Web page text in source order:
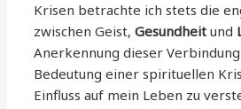
Krisen betrachte ich stets die
zwischen Geist,Gesundheit und
Anerkennung dieser
Bedeutung einer spirituellen
Einfluss auf mein Leben zu